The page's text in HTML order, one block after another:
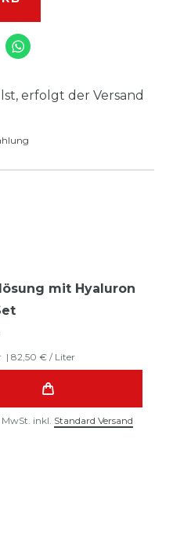
erfolgt der Versand
mit Hyaluron
| 82,50 € / Liter
MwSt. inkl. Standard Versand